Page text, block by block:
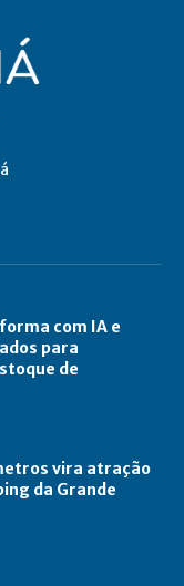
com IA e
para
de
vira atração
da Grande